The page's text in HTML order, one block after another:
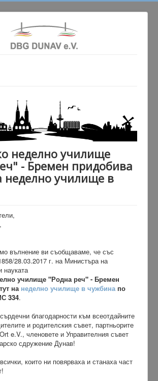
неделно училище
- Бремен придобива
неделно училище в
вълнение ви съобщаваме, че със
28.03.2017 г. на Министъра на
науката
училище "Родна реч" - Бремен
на неделно училище в чужбинапо
334.
благодарности към всеотдайните
и родителския съвет, партньорите
e.V., членовете и Управителния съвет
сдружение Дунав!
които ни повярваха и станаха част